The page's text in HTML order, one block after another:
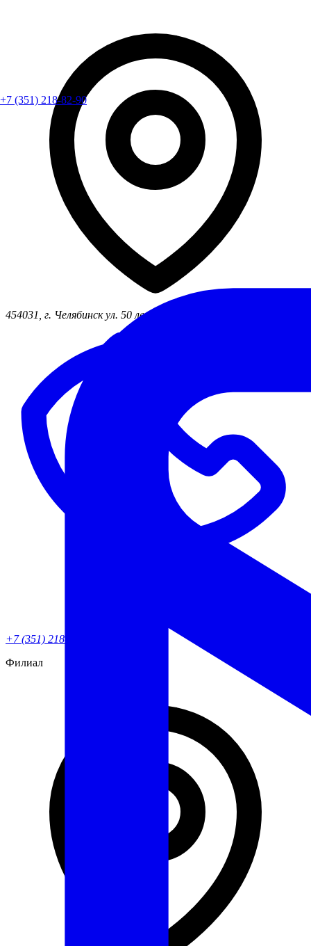
+7 (351) 218-82-90
454031, г. Челябинск ул. 50 лет ВЛКСМ, д. 7б
+7 (351) 218-82-90
Филиал